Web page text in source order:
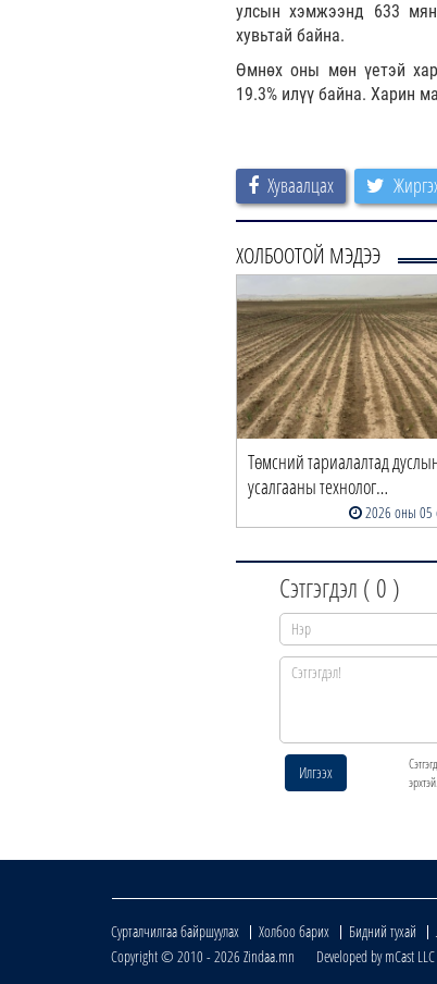
улсын хэмжээнд 633
хувьтай байна.
Өмнөх оны мөн үетэй
19.3% илүү байна. Харин
Хуваалцах
ХОЛБООТОЙ МЭДЭЭ
Төмсний тариалалтад
усалгааны технолог…
2026 оны 05
Сэтгэгдэл ( 0 )
Илгээх
эрхтэй.
Сурталчилгаа байршуулах Холбоо барих Бидний тухай
Copyright © 2010 - 2026 Zindaa.mn Developed by mCast LLC